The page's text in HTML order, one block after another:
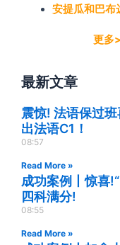
安提瓜和巴布
更多
最新文章
震惊! 法语保过
出法语C1！
08:57
Read More »
成功案例丨惊喜
四科满分!
08:55
Read More »